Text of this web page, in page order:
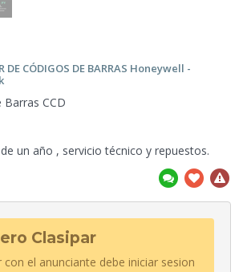
DE CÓDIGOS DE BARRAS Honeywell -
CCD
un año , servicio técnico y repuestos.
Clasipar
con el anunciante debe iniciar sesion